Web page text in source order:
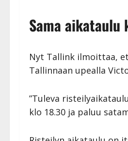
Sama aikataulu
Nyt Tallink ilmoittaa,
Tallinnaan upealla
”Tuleva
klo 18.30 ja paluu